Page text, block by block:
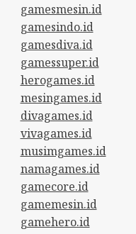
gamesmesin.id
gamesindo.id
gamesdiva.id
gamessuper.id
herogames.id
mesingames.id
divagames.id
vivagames.id
musimgames.id
namagames.id
gamecore.id
gamemesin.id
gamehero.id